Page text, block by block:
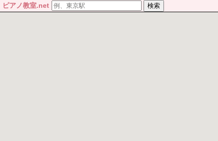
ピアノ教室.net